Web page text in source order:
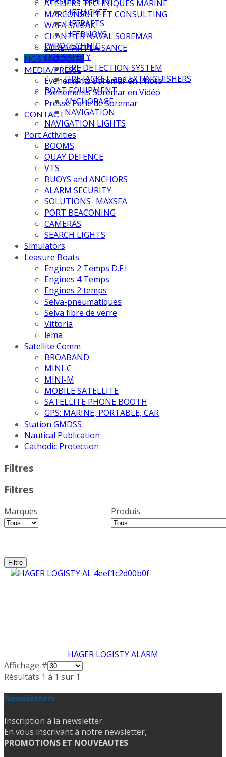
ATELIERS TECHNIQUES MARINE
MARCONSULT ET CONSULTING
WAFA SAMAK
CHANTIER NAVAL SOREMAR
SOREMAR PLAISANCE
NOS PRODUITS
MEDIA/PRESSE
Évènements Soremar en Photo
Évènements Soremar en Vidéo
Presse Parle de Soremar
CONTACT
LIFEJACKET
LIFERAFTS
LIFEBUOYS
PYROTECHNIC
FIRE SAFETY
FIRE DETECTION SYSTEM
FIRE JACKET and EXTINGUISHERS
BOAT EQUIPMENT
ANCHORAGE
NAVIGATION
NAVIGATION LIGHTS
Port Activities
BOOMS
QUAY DEFENCE
VTS
BUOYS and ANCHORS
ALARM SECURITY
SOLUTIONS- MAXSEA
PORT BEACONING
CAMERAS
SEARCH LIGHTS
Simulators
Leasure Boats
Engines 2 Temps D.F.I
Engines 4 Temps
Engines 2 temps
Selva-pneumatiques
Selva fibre de verre
Vittoria
lema
Satellite Comm
BROABAND
MINI-C
MINI-M
MOBILE SATELLITE
SATELLITE PHONE BOOTH
GPS: MARINE, PORTABLE, CAR
Station GMDSS
Nautical Publication
Cathodic Protection
Filtres
Filtres
Marques Produis
HAGER LOGISTY ALARM
Affichage #
Résultats 1 à 1 sur 1
Newsletters
Inscription à la newsletter.
En vous inscrivant à notre newsletter,
PROMOTIONS ET NOUVEAUTES.